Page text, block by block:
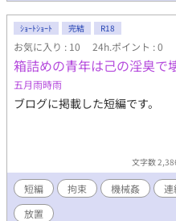
ｼｮｰﾄｼｮｰﾄ 完結 R18
お気に入り : 10 24h.ポイント : 0
箱詰めの青年は己の淫臭で
五月雨時雨
ブログに掲載した短編です。
文字数
短編 拘束 機械姦 連
放置